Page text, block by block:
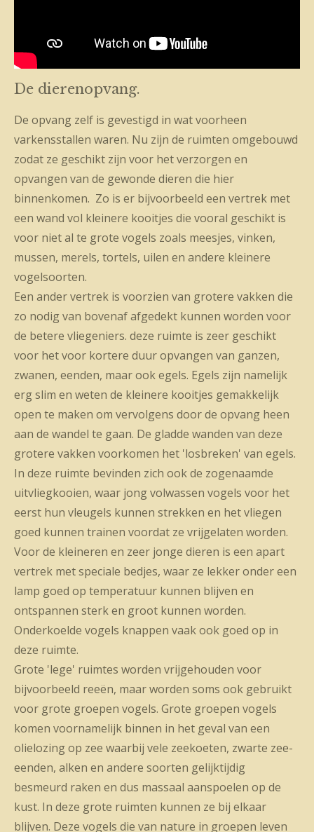
De dierenopvang.
De opvang zelf is gevestigd in wat voorheen
varkensstallen waren. Nu zijn de ruimten omgebouwd
zodat ze geschikt zijn voor het verzorgen en
opvangen van de gewonde dieren die hier
binnenkomen. Zo is er bijvoorbeeld een vertrek met
een wand vol kleinere kooitjes die vooral geschikt is
voor niet al te grote vogels zoals meesjes, vinken,
mussen, merels, tortels, uilen en andere kleinere
vogelsoorten.
Een ander vertrek is voorzien van grotere vakken die
zo nodig van bovenaf afgedekt kunnen worden voor
de betere vliegeniers. deze ruimte is zeer geschikt
voor het voor kortere duur opvangen van ganzen,
zwanen, eenden, maar ook egels. Egels zijn namelijk
erg slim en weten de kleinere kooitjes gemakkelijk
open te maken om vervolgens door de opvang heen
aan de wandel te gaan. De gladde wanden van deze
grotere vakken voorkomen het 'losbreken' van egels.
In deze ruimte bevinden zich ook de zogenaamde
uitvliegkooien, waar jong volwassen vogels voor het
eerst hun vleugels kunnen strekken en het vliegen
goed kunnen trainen voordat ze vrijgelaten worden.
Voor de kleineren en zeer jonge dieren is een apart
vertrek met speciale bedjes, waar ze lekker onder een
lamp goed op temperatuur kunnen blijven en
ontspannen sterk en groot kunnen worden.
Onderkoelde vogels knappen vaak ook goed op in
deze ruimte.
Grote 'lege' ruimtes worden vrijgehouden voor
bijvoorbeeld reeën, maar worden soms ook gebruikt
voor grote groepen vogels. Grote groepen vogels
komen voornamelijk binnen in het geval van een
olielozing op zee waarbij vele zeekoeten, zwarte zee-
eenden, alken en andere soorten gelijktijdig
besmeurd raken en dus massaal aanspoelen op de
kust. In deze grote ruimten kunnen ze bij elkaar
blijven. Deze vogels die van nature in groepen leven